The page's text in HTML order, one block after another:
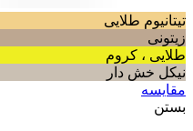
تیتانیوم طلایی
زیتونی
طلایی ، کروم
نیکل خش دار
مقایسه
بستن